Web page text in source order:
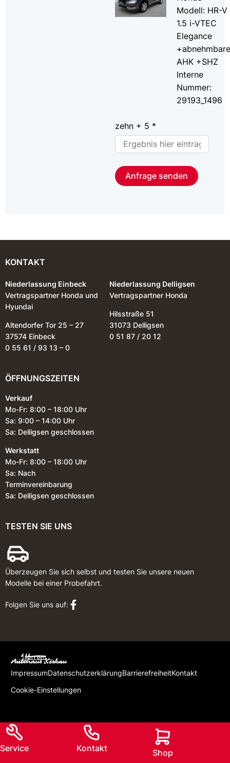
Service Kontakt Shop
Modell: HR-V
1.5 i-VTEC
Elegance
+abnehmbare
AHK +SHZ
Interne
Nummer:
29193_1496
zehn + 5 *
Anfrage senden
KONTAKT
Niederlassung Einbeck
Vertragspartner Honda und
Hyundai
Altendorfer Tor 25 – 27
37574 Einbeck
0 55 61 / 93 13 – 0
Niederlassung Delligsen
Vertragspartner Honda
Hilsstraße 51
31073 Delligsen
0 51 87 / 20 12
ÖFFNUNGSZEITEN
Verkauf
Mo-Fr: 8:00 – 18:00 Uhr
Sa: 9:00 – 14:00 Uhr
Sa: Delligsen geschlossen
Werkstatt
Mo-Fr: 8:00 – 18:00 Uhr
Sa: Nach
Terminvereinbarung
Sa: Delligsen geschlossen
TESTEN SIE UNS
Überzeugen Sie sich selbst und testen Sie unsere neuen
Modelle bei einer Probefahrt.
Folgen Sie uns auf:
ImpressumDatenschutzerklärungBarrierefreiheitKontakt
Cookie-Einstellungen